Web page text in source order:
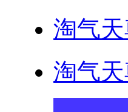
淘气
淘气